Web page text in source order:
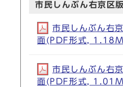
市民しんぶん右京区
市民しんぶん右
面(PDF形式,
市民しんぶん右
面(PDF形式,